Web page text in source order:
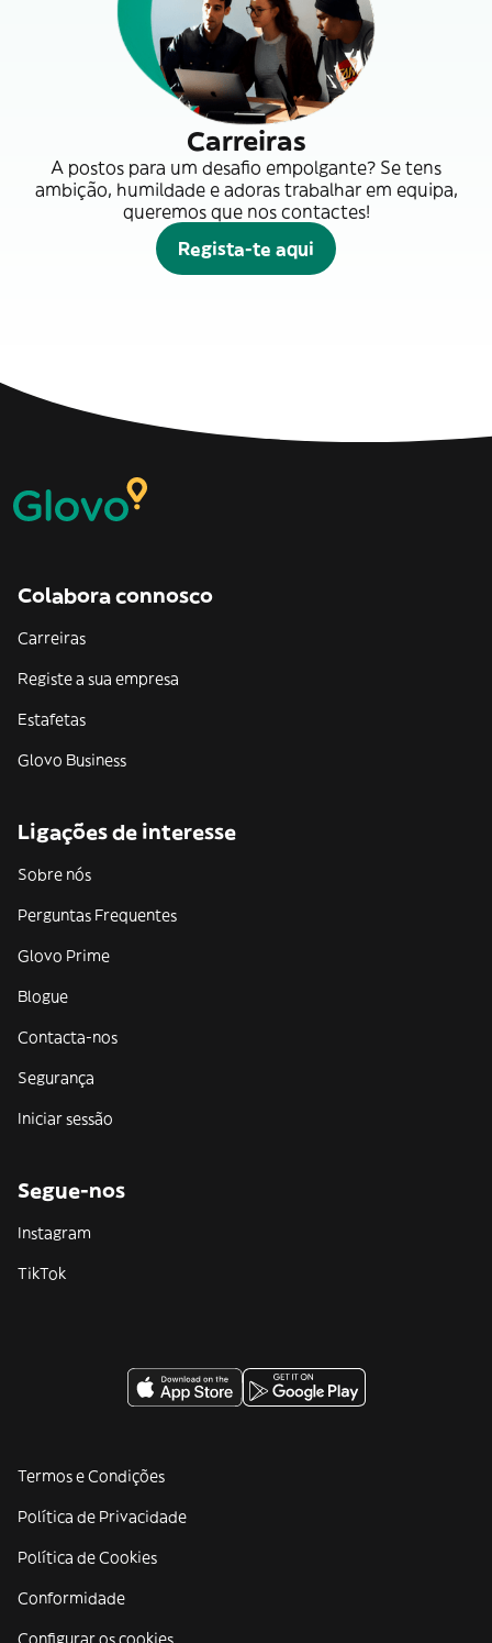
Carreiras
A postos para um desafio empolgante? Se tens
ambição, humildade e adoras trabalhar em equipa,
queremos que nos contactes!
Regista-te aqui
Colabora connosco
Carreiras
Registe a sua empresa
Estafetas
Glovo Business
Ligações de interesse
Sobre nós
Perguntas Frequentes
Glovo Prime
Blogue
Contacta-nos
Segurança
Iniciar sessão
Segue-nos
Instagram
TikTok
Termos e Condições
Política de Privacidade
Política de Cookies
Conformidade
Configurar os cookies